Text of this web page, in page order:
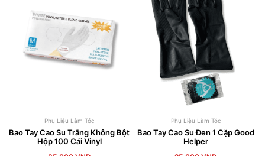
Phụ Liệu Làm Tóc
Bao Tay Cao Su Trắng Không Bột
Hộp 100 Cái Vinyl
Phụ Liệu Làm Tóc
Bao Tay Cao Su Đen 1 Cặp Good
Helper